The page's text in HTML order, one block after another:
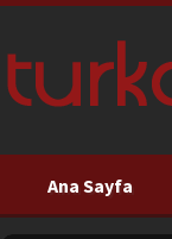
Ana Sayfa